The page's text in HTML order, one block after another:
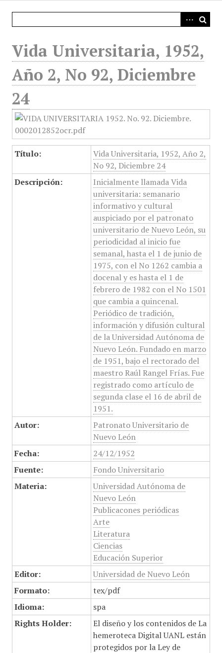
Vida Universitaria, 1952,
Año 2, No 92, Diciembre
24
Título:
Vida Universitaria, 1952, Año 2,
No 92, Diciembre 24
Descripción:
Inicialmente llamada Vida
universitaria: semanario
informativo y cultural
auspiciado por el patronato
universitario de Nuevo León, su
periodicidad al inicio fue
semanal, hasta el 1 de junio de
1975, con el No 1262 cambia a
docenal y es hasta el 1 de
febrero de 1982 con el No 1501
que cambia a quincenal.
Periódico de tradición,
información y difusión cultural
de la Universidad Autónoma de
Nuevo León. Fundado en marzo
de 1951, bajo el rectorado del
maestro Raúl Rangel Frías. Fue
registrado como artículo de
segunda clase el 16 de abril de
1951.
Autor:
Patronato Universitario de
Nuevo León
Fecha:
24/12/1952
Fuente:
Fondo Universitario
Materia:
Universidad Autónoma de
Nuevo León
Publicacones periódicas
Arte
Literatura
Ciencias
Educación Superior
Editor:
Universidad de Nuevo León
Formato:
tex/pdf
Idioma:
spa
Rights Holder:
El diseño y los contenidos de La
hemeroteca Digital UANL están
protegidos por la Ley de